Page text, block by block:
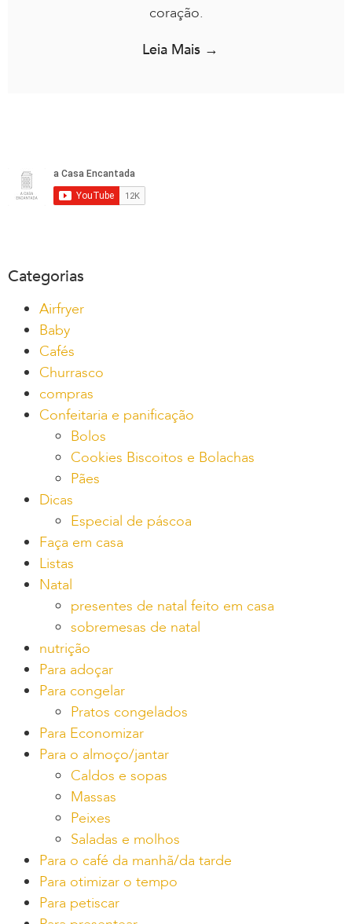
coração.
Leia Mais →
Categorias
Airfryer
Baby
Cafés
Churrasco
compras
Confeitaria e panificação
Bolos
Cookies Biscoitos e Bolachas
Pães
Dicas
Especial de páscoa
Faça em casa
Listas
Natal
presentes de natal feito em casa
sobremesas de natal
nutrição
Para adoçar
Para congelar
Pratos congelados
Para Economizar
Para o almoço/jantar
Caldos e sopas
Massas
Peixes
Saladas e molhos
Para o café da manhã/da tarde
Para otimizar o tempo
Para petiscar